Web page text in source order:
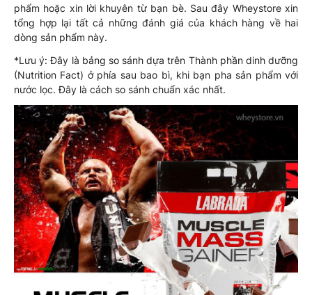
phẩm hoặc xin lời khuyên từ bạn bè. Sau đây Wheystore xin
tổng hợp lại tất cả những đánh giá của khách hàng về hai
dòng sản phẩm này.
*Lưu ý: Đây là bảng so sánh dựa trên Thành phần dinh dưỡng
(Nutrition Fact) ở phía sau bao bì, khi bạn pha sản phẩm với
nước lọc. Đây là cách so sánh chuẩn xác nhất.